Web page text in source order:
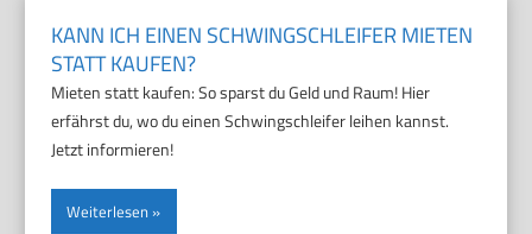
KANN ICH EINEN SCHWINGSCHLEIFER MIETEN
STATT KAUFEN?
Mieten statt kaufen: So sparst du Geld und Raum! Hier
erfährst du, wo du einen Schwingschleifer leihen kannst.
Jetzt informieren!
Weiterlesen